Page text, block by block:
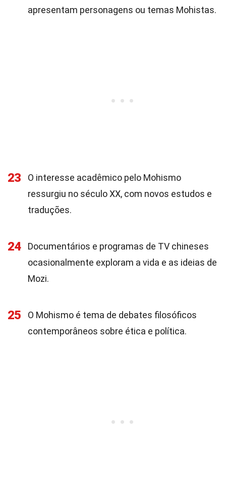
apresentam personagens ou temas Mohistas.
23
O interesse acadêmico pelo Mohismo
ressurgiu no século XX, com novos estudos e
traduções.
24
Documentários e programas de TV chineses
ocasionalmente exploram a vida e as ideias de
Mozi.
25
O Mohismo é tema de debates filosóficos
contemporâneos sobre ética e política.